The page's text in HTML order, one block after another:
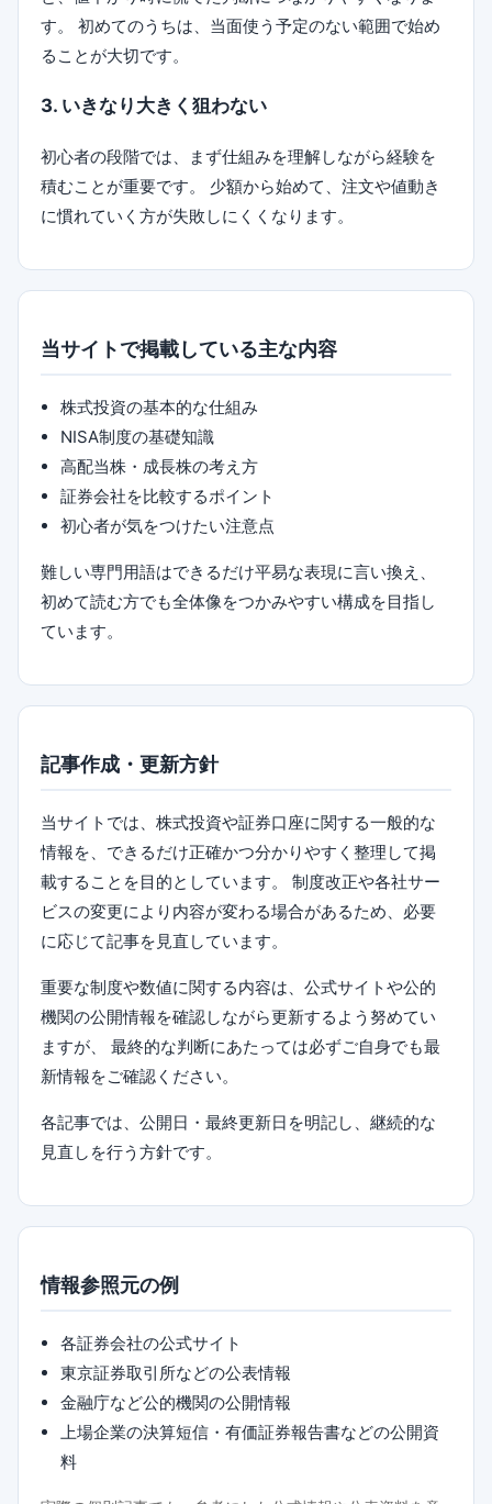
す。 初めてのうちは、当面使う予定のない範囲で始め
ることが大切です。
3. いきなり大きく狙わない
初心者の段階では、まず仕組みを理解しながら経験を
積むことが重要です。 少額から始めて、注文や値動き
に慣れていく方が失敗しにくくなります。
当サイトで掲載している主な内容
株式投資の基本的な仕組み
NISA制度の基礎知識
高配当株・成長株の考え方
証券会社を比較するポイント
初心者が気をつけたい注意点
難しい専門用語はできるだけ平易な表現に言い換え、
初めて読む方でも全体像をつかみやすい構成を目指し
ています。
記事作成・更新方針
当サイトでは、株式投資や証券口座に関する一般的な
情報を、できるだけ正確かつ分かりやすく整理して掲
載することを目的としています。 制度改正や各社サー
ビスの変更により内容が変わる場合があるため、必要
に応じて記事を見直しています。
重要な制度や数値に関する内容は、公式サイトや公的
機関の公開情報を確認しながら更新するよう努めてい
ますが、 最終的な判断にあたっては必ずご自身でも最
新情報をご確認ください。
各記事では、公開日・最終更新日を明記し、継続的な
見直しを行う方針です。
情報参照元の例
各証券会社の公式サイト
東京証券取引所などの公表情報
金融庁など公的機関の公開情報
上場企業の決算短信・有価証券報告書などの公開資
料